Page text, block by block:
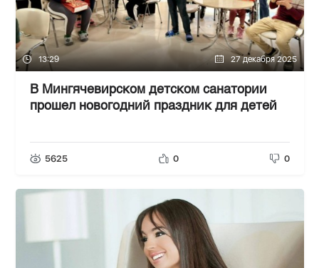
13:29 27 декабря 2025
В Мингячевирском детском санатории
прошел новогодний праздник для детей
5625 0 0